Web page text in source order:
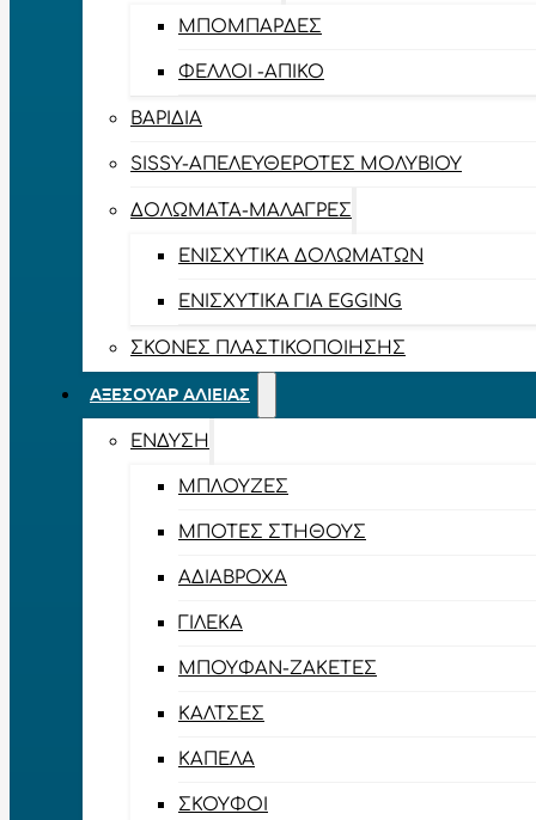
ΜΠΟΜΠΆΡΔΕΣ
ΦΕΛΛΟΊ -ΑΠΊΚΟ
ΒΑΡΊΔΙΑ
SISSY-ΑΠΕΛΕΥΘΕΡΟΤΈΣ ΜΟΛΥΒΙΟΎ
ΔΟΛΏΜΑΤΑ-ΜΑΛΆΓΡΕΣ
ΕΝΙΣΧΥΤΙΚΆ ΔΟΛΩΜΆΤΩΝ
ΕΝΙΣΧΥΤΙΚΆ ΓΙΑ EGGING
ΣΚΌΝΕΣ ΠΛΑΣΤΙΚΟΠΟΊΗΣΗΣ
ΑΞΕΣΟΥΆΡ ΑΛΙΕΊΑΣ
ΈΝΔΥΣΗ
ΜΠΛΟΎΖΕΣ
ΜΠΌΤΕΣ ΣΤΉΘΟΥΣ
ΑΔΙΆΒΡΟΧΑ
ΓΙΛΈΚΑ
ΜΠΟΥΦΆΝ-ΖΑΚΈΤΕΣ
ΚΆΛΤΣΕΣ
ΚΑΠΈΛΑ
ΣΚΟΎΦΟΙ